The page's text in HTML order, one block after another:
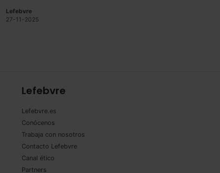
Lefebvre
27-11-2025
Lefebvre
Lefebvre.es
Conócenos
Trabaja con nosotros
Contacto Lefebvre
Canal ético
Partners